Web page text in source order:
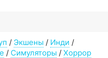
/ Экшены / Инди /
/ Симуляторы / Хоррор